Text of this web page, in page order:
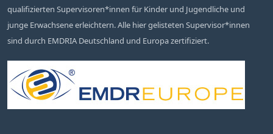
qualifizierten Supervisoren*innen für Kinder und Jugendliche und
junge Erwachsene erleichtern. Alle hier gelisteten Supervisor*innen
sind durch EMDRIA Deutschland und Europa zertifiziert.